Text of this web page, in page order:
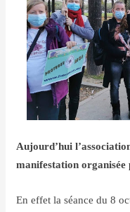
Aujourd’hui
manifestation
En effet la séance du 8